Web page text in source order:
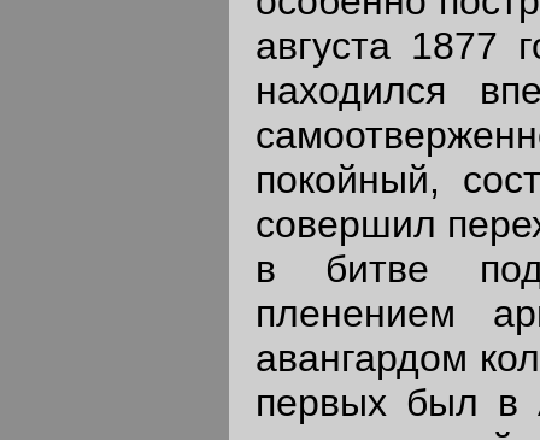
августа 1877
находился
покойный,
совершил
в битве под
пленением
авангардом
первых был в